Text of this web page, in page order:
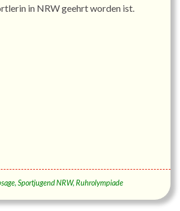
in NRW geehrt worden ist.
,Sportjugend NRW,Ruhrolympiade